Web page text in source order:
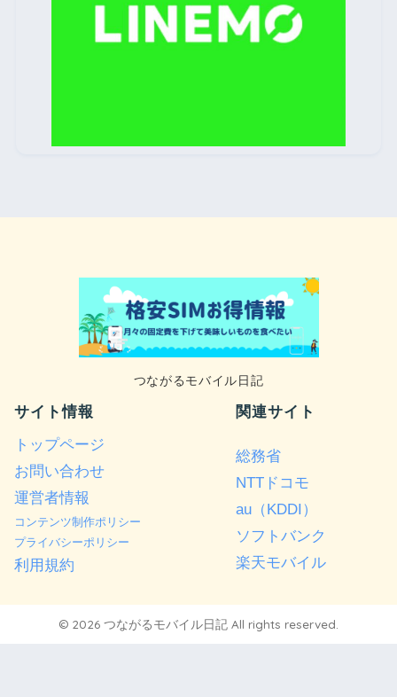
つながるモバイル日記
サイト情報
トップページ
お問い合わせ
運営者情報
コンテンツ制作ポリシー
プライバシーポリシー
利用規約
関連サイト
総務省
NTTドコモ
au（KDDI）
ソフトバンク
楽天モバイル
© 2026 つながるモバイル日記 All rights reserved.